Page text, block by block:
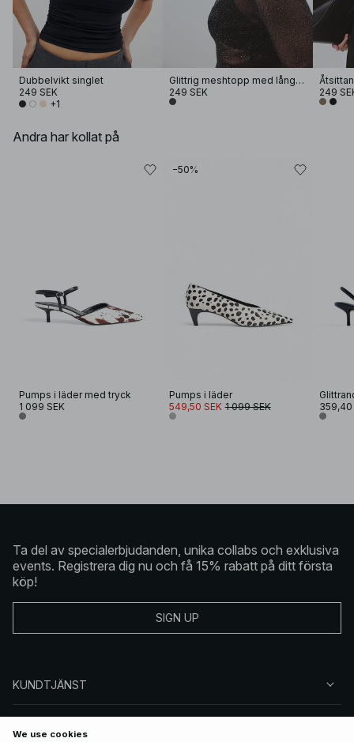
Dubbelvikt singlet
249 SEK
+1
Glittrig meshtopp med lång ärm
249 SEK
249
Andra har kollat på
Pumps i läder med tryck
1 099 SEK
−50%
Pumps i läder
549,50 SEK 1 099 SEK
359,40
Ta del av specialerbjudanden, unika collabs och exklusiva
events. Registrera dig nu och få 15% rabatt på ditt första
köp!
SIGN UP
KUNDTJÄNST